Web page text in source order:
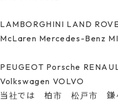
LAMBORGHINI LAND
McLaren Mercedes-Benz
PEUGEOT Porsche
Volkswagen VOLVO
当社では 柏市 松戸市